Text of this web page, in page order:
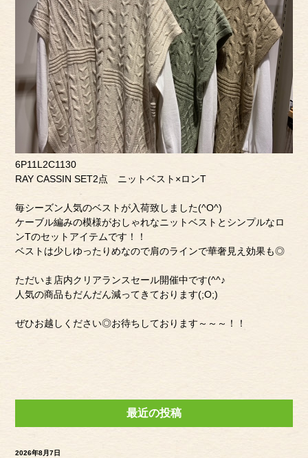
6P11L2C1130
RAY CASSIN SET2点 ニットベスト×ロンT
毎シーズン人気のベストが入荷致しました(^O^)
ケーブル編みの模様がおしゃれなニットベストとシンプルなロ
ンTのセットアイテムです！！
ベストは少しゆったりめなので肩のラインで華奢見え効果も◎
ただいま店内クリアランスセール開催中です(^^♪
人気の商品もだんだん減ってきております(;O;)
ぜひお越しください◎お待ちしております～～～！！
最近の投稿
2026年8月7日